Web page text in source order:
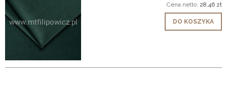
Cena netto: 28,46 zł
DO KOSZYKA